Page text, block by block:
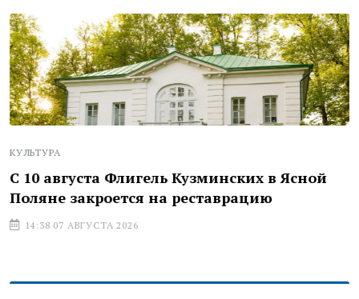
КУЛЬТУРА
С 10 августа Флигель Кузминских в Ясной
Поляне закроется на реставрацию
14:38 07 АВГУСТА 2026